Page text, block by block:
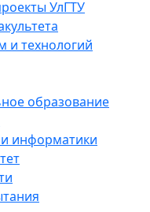
УлГТУ
и технологий
образование
информатики